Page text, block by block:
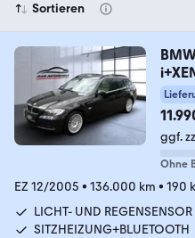
Sortieren
+ALU
ggf.
Ohne
EZ 12/2005 • 136.000 km • 190
LICHT- UND REGENSENSOR
SITZHEIZUNG+BLUETOOTH